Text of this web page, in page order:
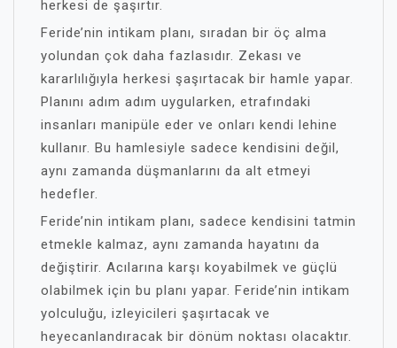
herkesi de şaşırtır.
Feride’nin intikam planı, sıradan bir öç alma
yolundan çok daha fazlasıdır. Zekası ve
kararlılığıyla herkesi şaşırtacak bir hamle yapar.
Planını adım adım uygularken, etrafındaki
insanları manipüle eder ve onları kendi lehine
kullanır. Bu hamlesiyle sadece kendisini değil,
aynı zamanda düşmanlarını da alt etmeyi
hedefler.
Feride’nin intikam planı, sadece kendisini tatmin
etmekle kalmaz, aynı zamanda hayatını da
değiştirir. Acılarına karşı koyabilmek ve güçlü
olabilmek için bu planı yapar. Feride’nin intikam
yolculuğu, izleyicileri şaşırtacak ve
heyecanlandıracak bir dönüm noktası olacaktır.